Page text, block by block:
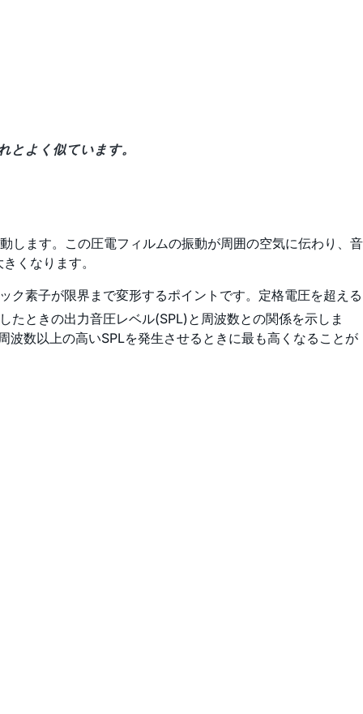
よく似ています。
します。この圧電フィルムの振動が周囲の空気に伝わり、音
くなります。
ク素子が限界まで変形するポイントです。定格電圧を超える
ときの出力音圧レベル(SPL)と周波数との関係を示しま
数以上の高いSPLを発生させるときに最も高くなることが